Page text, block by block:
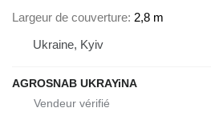
Largeur de couverture 2,8 m
Ukraine, Kyiv
AGROSNAB UKRAYiNA